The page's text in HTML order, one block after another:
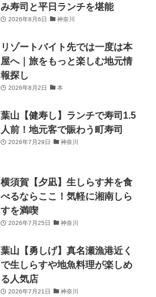
み寿司と平日ランチを堪能
2026年8月6日 神奈川
リゾートバイト先では一度は本
屋へ｜旅をもっと楽しむ地元情
報探し
2026年8月2日 本
葉山【健寿し】ランチで寿司1.5
人前！地元客で賑わう町寿司
2026年7月29日 神奈川
横須賀【夕凪】生しらす丼を食
べるならここ！気軽に湘南しら
すを満喫
2026年7月25日 神奈川
葉山【勇しげ】真名瀬漁港近く
で生しらすや地魚料理が楽しめ
る人気店
2026年7月21日 神奈川